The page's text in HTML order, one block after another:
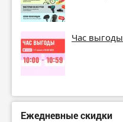
Час
Ежедневные скидки